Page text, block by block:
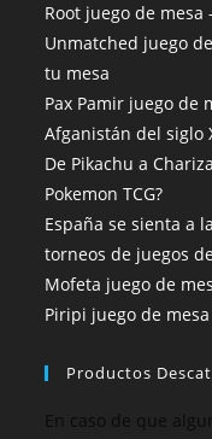
Root juego de
Unmatched juego
tu mesa
Pax Pamir juego de
Afganistán del siglo
De Pikachu a
Pokemon TCG?
España se sienta a
torneos de juegos
Mofeta juego de
Piripi juego de mesa
Productos
En caso de que